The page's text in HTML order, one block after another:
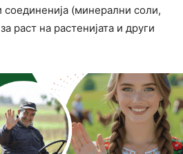
соединенија (минерални соли,
раст на растенијата и други